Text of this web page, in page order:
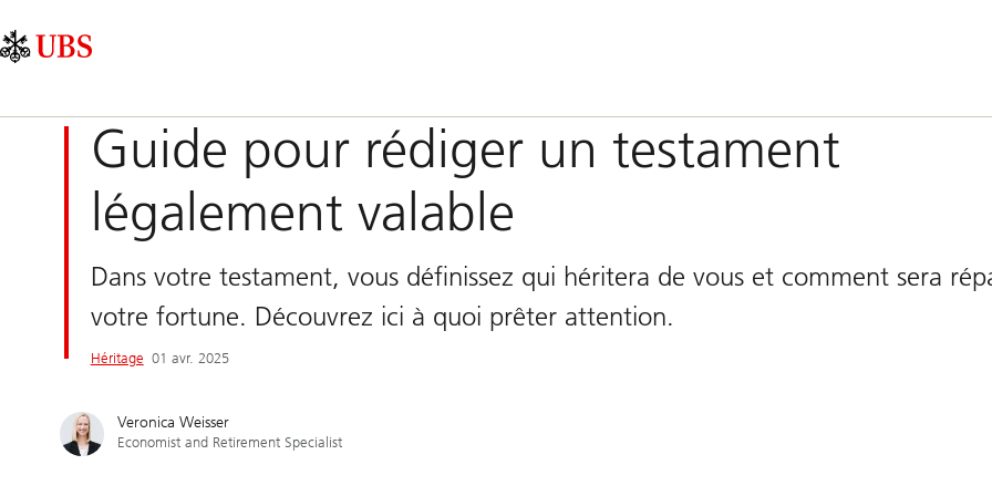
Area
principale
Guide pour rédiger un testament
légalement valable
Dans votre testament, vous définissez qui héritera de vous et comment sera
votre fortune. Découvrez ici à quoi prêter attention.
Héritage 01 avr. 2025
Veronica Weisser
Economist and Retirement Specialist